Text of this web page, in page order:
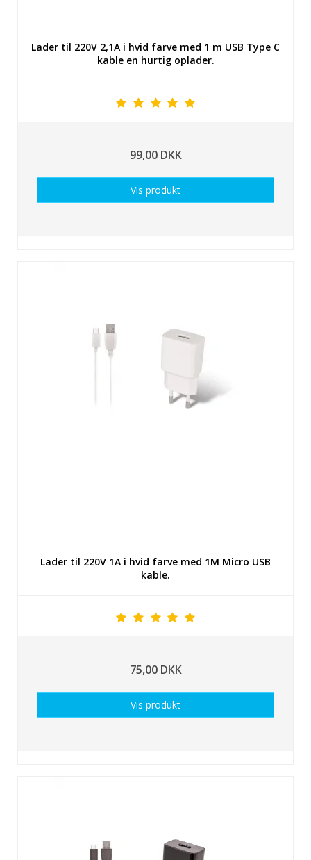
Lader til 220V 2,1A i hvid farve med 1 m USB Type C
kable en hurtig oplader.
99,00 DKK
Vis produkt
Lader til 220V 1A i hvid farve med 1M Micro USB
kable.
75,00 DKK
Vis produkt